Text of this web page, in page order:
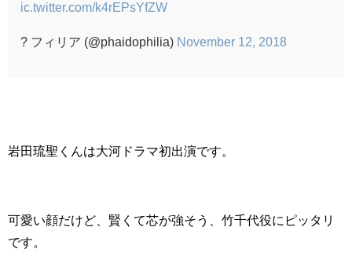
ic.twitter.com/k4rEPsYfZW
? フィリア (@phaidophilia) November 12, 2018
岩田琉聖くんは大河ドラマ初出演です。
可愛い顔だけど、賢くて芯が強そう、竹千代役にピッタリ
です。